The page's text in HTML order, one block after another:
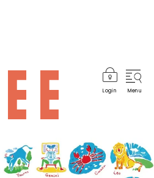
Login Menu